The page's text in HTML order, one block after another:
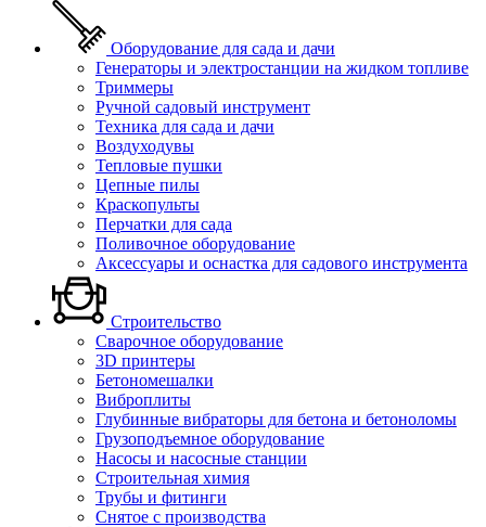
Оборудование для сада и дачи
Генераторы и электростанции на жидком топливе
Триммеры
Ручной садовый инструмент
Техника для сада и дачи
Воздуходувы
Тепловые пушки
Цепные пилы
Краскопульты
Перчатки для сада
Поливочное оборудование
Аксессуары и оснастка для садового инструмента
Строительство
Сварочное оборудование
3D принтеры
Бетономешалки
Виброплиты
Глубинные вибраторы для бетона и бетоноломы
Грузоподъемное оборудование
Насосы и насосные станции
Строительная химия
Трубы и фитинги
Снятое с производства